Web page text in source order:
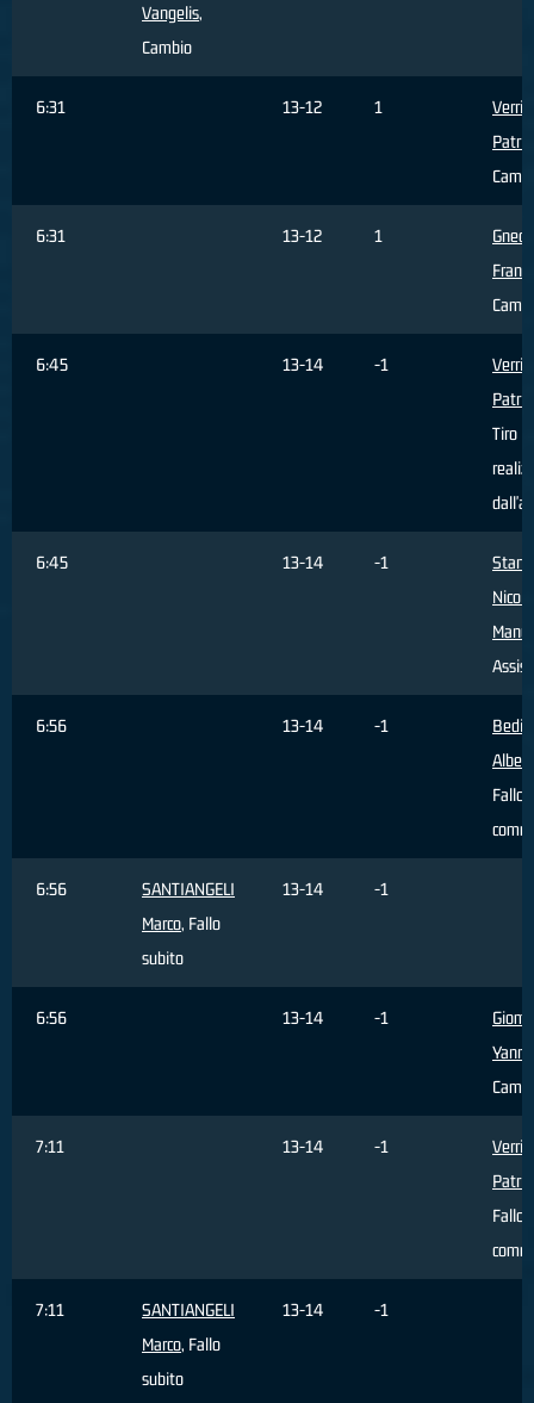
Vangelis,
Cambio
6:31 13-12 1
Verri
6:31 13-12 1
6:45 13-14 -1
Verri
Tiro
6:45 13-14 -1
Stanic
Assist
6:56 13-14 -1
Bedin
Fallo
6:56
SANTIANGELI
Marco, Fallo
subito
13-14 -1
6:56 13-14 -1
7:11 13-14 -1
Verri
Fallo
7:11
SANTIANGELI
Marco, Fallo
subito
13-14 -1